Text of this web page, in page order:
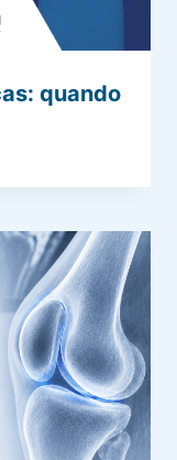
quando